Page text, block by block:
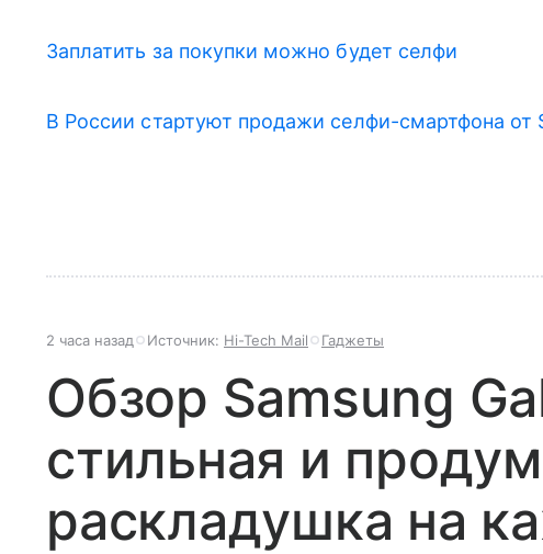
Заплатить за покупки можно будет селфи
В России стартуют продажи селфи-смартфона от
2 часа назад Источник: Hi-Tech Mail Гаджеты
Обзор Samsung
стильная и
раскладушка на